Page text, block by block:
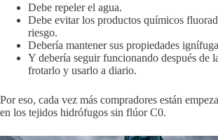
Debe repeler el agua.
Debe evitar los productos químicos
riesgo.
Debería mantener sus propiedades
Y debería seguir funcionando después de
frotarlo y usarlo a diario.
Por eso, cada vez más compradores están
en los tejidos hidrófugos sin flúor C0.